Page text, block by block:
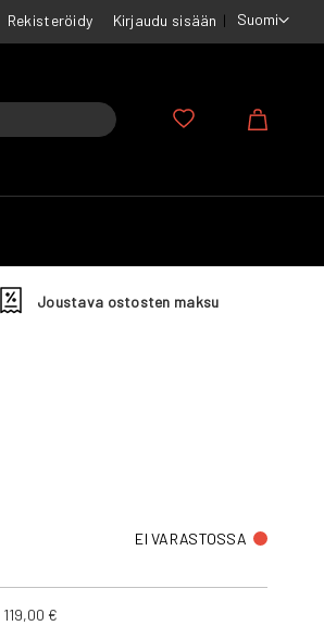
Suomi
Rekisteröidy Kirjaudu sisään
Joustava ostosten maksu
EI VARASTOSSA
119,00 €